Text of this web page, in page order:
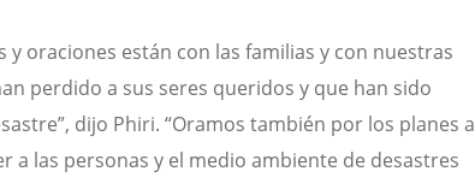
y oraciones están con las familias y con nuestras
perdido a sus seres queridos y que han sido
dijo Phiri. “Oramos también por los planes a
a las personas y el medio ambiente de desastres